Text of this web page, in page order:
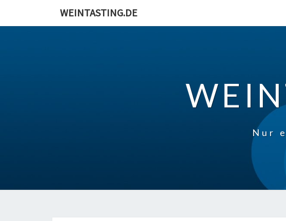
WEINTASTING.DE
Nur